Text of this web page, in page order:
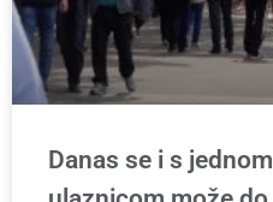
Danas se i s